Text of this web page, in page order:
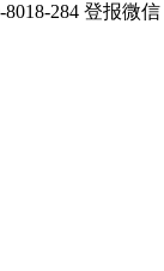
284 登报微